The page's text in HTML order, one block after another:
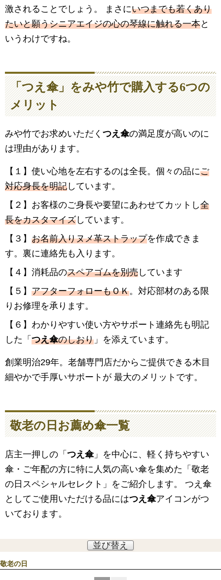
激されることでしょう。 まさにいつまでも若くあり
たいと願うシニアエイジの心の琴線に触れる一本と
いうわけですね。
「つえ傘」をみや竹で購入する6つの
メリット
みや竹でお求めいただく つえ傘の満足度が高いのに
は理由があります。
【１】使い心地を左右するのは全長。個々の品にご
対応身長を明記 しています。
【２】お客様のご身長や要望にあわせてカットし全
長をカスタマイズ しています。
【３】 お名前入りヌメ革ストラップを作成できま
す。裏に連絡先も入ります。
【４】消耗品のスペアゴムを別売 しています
【５】 アフターフォローもＯＫ。対応部材のある限
りお修理を承ります。
【６】わかりやすい使い方やサポート連絡先も明記
した「 つえ傘のしおり 」を添えています。
創業明治29年。老舗専門店だからご提供できる木目
細やかで手厚いサポートが 最大のメリットです。
敬老の日お薦め傘一覧
店主一押しの「 つえ傘」を中心に、軽く持ちやすい
傘・ご年配の方に特に人気の高い傘を集めた「敬老
の日スペシャルセレクト」をご紹介します。 つえ傘
としてご使用いただける品にはつえ傘アイコンがつ
いております。
並び替え
敬老の日